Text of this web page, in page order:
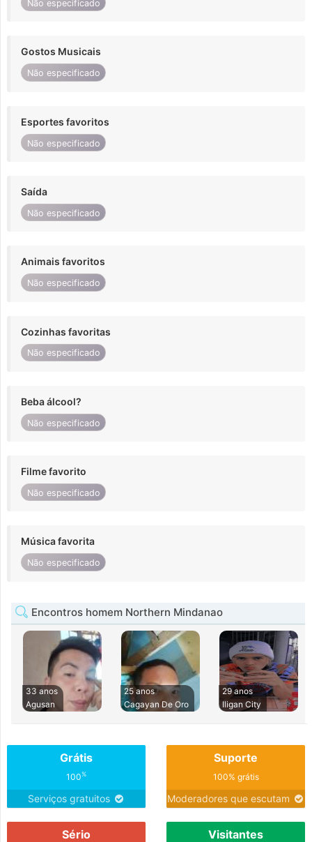
Não especificado
Gostos Musicais
Não especificado
Esportes favoritos
Não especificado
Saída
Não especificado
Animais favoritos
Não especificado
Cozinhas favoritas
Não especificado
Beba álcool?
Não especificado
Filme favorito
Não especificado
Música favorita
Não especificado
Encontros homem Northern Mindanao
33 anos
Agusan
25 anos
Cagayan De Oro
29 anos
Iligan City
Grátis
100%
Serviços gratuitos
Suporte
100% grátis
Moderadores que escutam
Sério Visitantes